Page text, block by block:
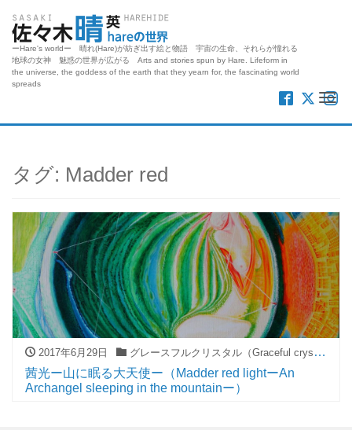
ーHare's worldー 晴れ(Hare)が紡ぎ出す絵と物語 宇宙の生命、それらが憧れる
地球の女神 魅惑の世界が広がる Arts and stories spun by Hare. Lifeform in
the universe, the goddess of the earth that they yearn for, the fascinating world
spreads
タグ: Madder red
2017年6月29日 グレースフルクリスタル（Graceful crystal）
茜光ー山に眠る大天使ー（Madder red lightーAn
Archangel sleeping in the mountainー）